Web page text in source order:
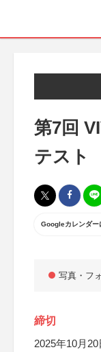
第7回
テスト
Googleカレンダー
写真・フ
締切
2025年10月20